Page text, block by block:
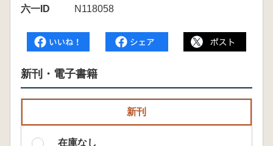
六一ID
N118058
新刊・電子書籍
新刊
在庫なし